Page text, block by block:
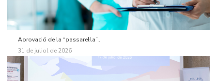
Aprovació de la “passarel·la”...
31 de juliol de 2026